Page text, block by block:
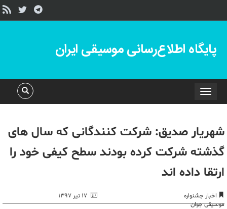
پایگاه اطلاع‌رسانی موسیقی ایران
Toggle
navigation
شهریار صدیق: شرکت کنندگانی که سال های
گذشته شرکت کرده بودند سطح کیفی خود را
ارتقا داده اند
اخبار جشنواره
موسیقی جوان
۱۷ تیر ۱۳۹۷